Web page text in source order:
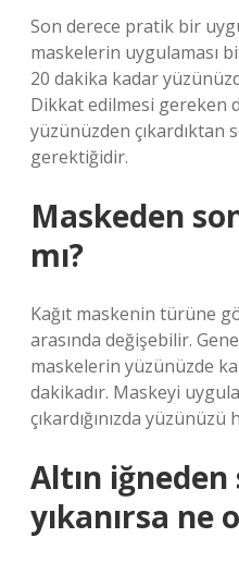
Son derece pratik bir
maskelerin uygulaması
20 dakika kadar
Dikkat edilmesi gereken
yüzünüzden çıkardıktan
gerektiğidir.
Maskeden
mı?
Kağıt maskenin türüne
arasında değişebilir.
maskelerin yüzünüzde
dakikadır. Maskeyi
çıkardığınızda yüzünüzü
Altın
yıkanırsa ne